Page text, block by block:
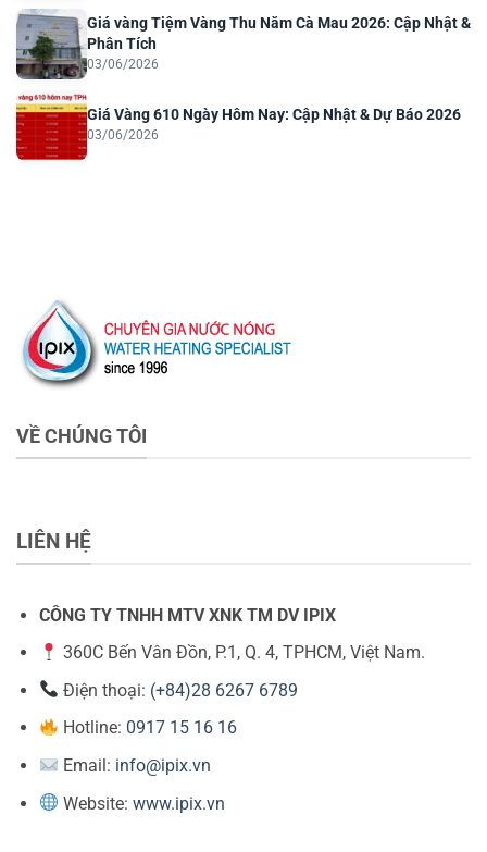
Giá vàng Tiệm Vàng Thu Năm Cà Mau 2026: Cập Nhật &
Phân Tích
03/06/2026
Giá Vàng 610 Ngày Hôm Nay: Cập Nhật & Dự Báo 2026
03/06/2026
VỀ CHÚNG TÔI
LIÊN HỆ
CÔNG TY TNHH MTV XNK TM DV IPIX
360C Bến Vân Đồn, P.1, Q. 4, TPHCM, Việt Nam.
Điện thoại: (+84)28 6267 6789
Hotline: 0917 15 16 16
Email: info@ipix.vn
Website:www.ipix.vn